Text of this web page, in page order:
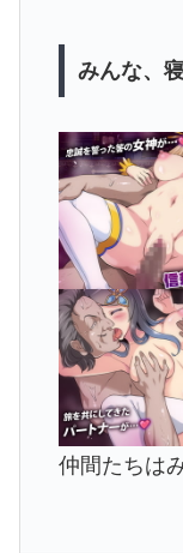
みんな、
仲間たちは